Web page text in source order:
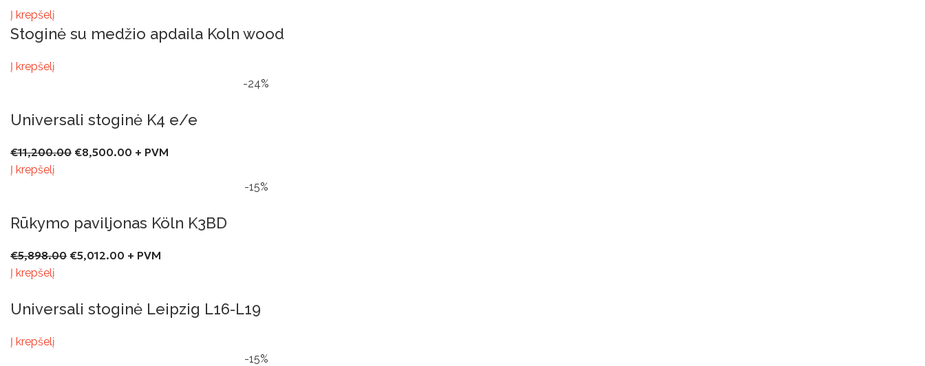
Į krepšelį
Stoginė su medžio apdaila Koln wood
Į krepšelį
-24%
Universali stoginė K4 e/e
€11,200.00 €8,500.00 + PVM
Į krepšelį
-15%
Rūkymo paviljonas Köln K3BD
€5,898.00 €5,012.00 + PVM
Į krepšelį
Universali stoginė Leipzig L16-L19
Į krepšelį
-15%